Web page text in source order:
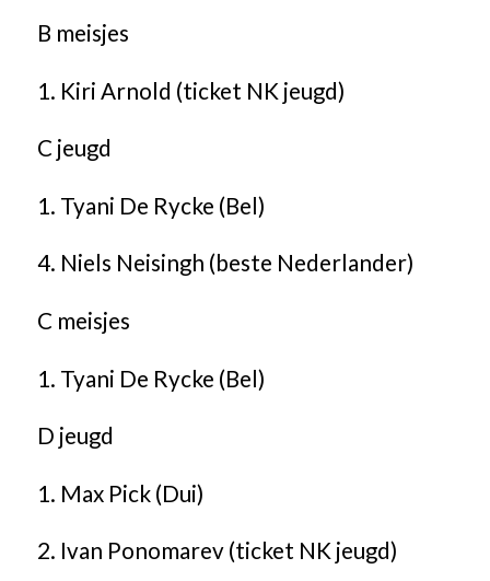
B meisjes
1. Kiri Arnold (ticket NK jeugd)
C jeugd
1. Tyani De Rycke (Bel)
4. Niels Neisingh (beste Nederlander)
C meisjes
1. Tyani De Rycke (Bel)
D jeugd
1. Max Pick (Dui)
2. Ivan Ponomarev (ticket NK jeugd)